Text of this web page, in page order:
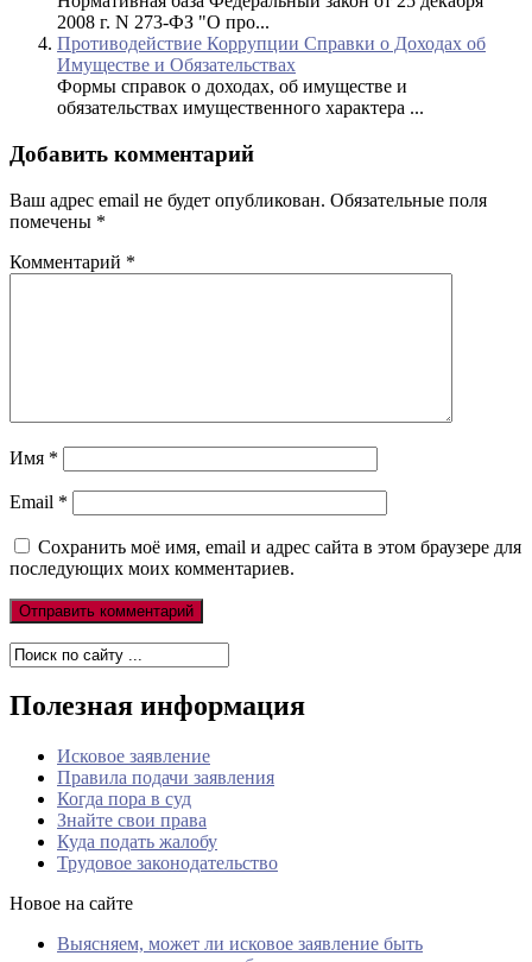
2008 г. N 273-ФЗ "О про...
Противодействие Коррупции Справки о Доходах об
Имуществе и Обязательствах
Формы справок о доходах, об имуществе и
обязательствах имущественного характера ...
Добавить комментарий
Ваш адрес email не будет опубликован. Обязательные поля
помечены *
Комментарий *
Имя *
Email *
Сохранить моё имя, email и адрес сайта в этом браузере для
последующих моих комментариев.
Полезная информация
Исковое заявление
Правила подачи заявления
Когда пора в суд
Знайте свои права
Куда подать жалобу
Трудовое законодательство
Новое на сайте
Выясняем, может ли исковое заявление быть